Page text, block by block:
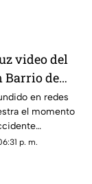
video del
Barrio de
murió
VIDEO
en redes
el momento
colonia Barrio
p. m.